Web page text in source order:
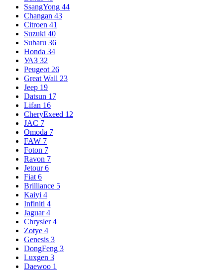
SsangYong 44
Changan 43
Citroen 41
Suzuki 40
Subaru 36
Honda 34
УАЗ 32
Peugeot 26
Great Wall 23
Jeep 19
Datsun 17
Lifan 16
CheryExeed 12
JAC 7
Omoda 7
FAW 7
Foton 7
Ravon 7
Jetour 6
Fiat 6
Brilliance 5
Kaiyi 4
Infiniti 4
Jaguar 4
Chrysler 4
Zotye 4
Genesis 3
DongFeng 3
Luxgen 3
Daewoo 1